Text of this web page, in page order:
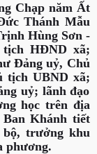
Chạp năm Ất
Thánh Mẫu
Hùng Sơn -
HĐND xã;
Đảng uỷ, Chủ
tịch UBND xã;
uỷ; lãnh đạo
học trên địa
Khánh tiết
trưởng khu
phương.